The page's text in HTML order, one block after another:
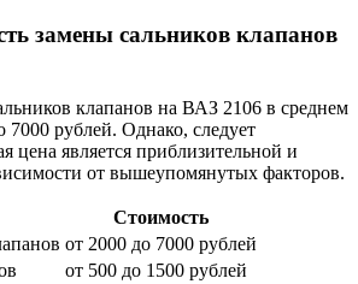
замены сальников клапанов
клапанов на ВАЗ 2106 в среднем
7000 рублей. Однако, следует
цена является приблизительной и
от вышеупомянутых факторов.
Стоимость
от 2000 до 7000 рублей
от 500 до 1500 рублей